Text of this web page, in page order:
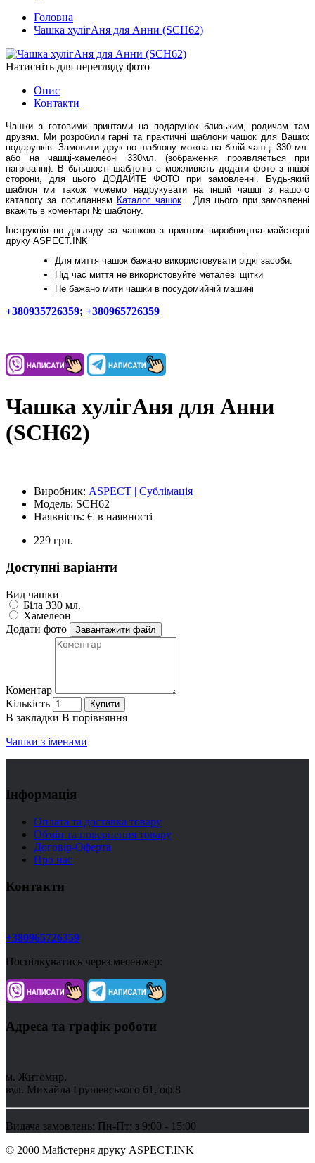
Головна
Чашка хулігАня для Анни (SCH62)
Натисніть для перегляду фото
Опис
Контакти
Чашки з готовими принтами на подарунок близьким, родичам там
друзям. Ми розробили гарні та практичні шаблони чашок для Ваших
подарунків. Замовити друк по шаблону можна на білій чашці 330 мл.
або на чашці-хамелеоні 330мл. (зображення проявляється при
нагріванні). В більшості шаблонів є можливість додати фото з іншої
сторони, для цього ДОДАЙТЕ ФОТО при замовленні. Будь-який
шаблон ми також можемо надрукувати на іншій чашці з нашого
каталогу за посиланням Каталог чашок. Для цього при замовленні
вкажіть в коментарі № шаблону.
Інструкція по догляду за чашкою з принтом виробництва майстерні
друку ASPECT.INK
Для миття чашок бажано використовувати рідкі засоби.
Під час миття не використовуйте металеві щітки
Не бажано мити чашки в посудомийній машині
+380935726359; +380965726359
Чашка хулігАня для Анни
(SCH62)
Виробник: ASPECT | Сублімація
Модель: SCH62
Наявність: Є в наявності
229 грн.
Доступні варіанти
Вид чашки
Біла 330 мл.
Хамелеон
Додати фото
Завантажити файл
Коментар
Кількість
Купити
В закладки В порівняння
Чашки з іменами
Інформація
Оплата та доставка товару
Обмін та повернення товару
Договір-Оферта
Про нас
Контакти
+380965726359
Поспілкуватись через месенжер:
Адреса та графік роботи
м. Житомир,
вул. Михайла Грушевського 61, оф.8
Видача замовлень: Пн-Пт: з 9:00 - 15:00
© 2000 Майстерня друку ASPECT.INK